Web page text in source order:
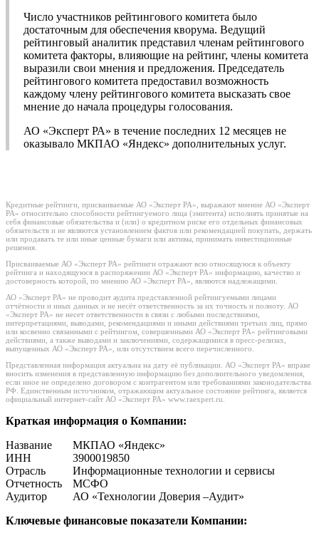
Число участников рейтингового комитета было
достаточным для обеспечения кворума. Ведущий
рейтинговый аналитик представил членам рейтингового
комитета факторы, влияющие на рейтинг, члены комитета
выразили свои мнения и предложения. Председатель
рейтингового комитета предоставил возможность
каждому члену рейтингового комитета высказать свое
мнение до начала процедуры голосования.
АО «Эксперт РА» в течение последних 12 месяцев не
оказывало МКПАО «Яндекс» дополнительных услуг.
Кредитные рейтинги, присваиваемые АО «Эксперт РА», выражают мнение АО «Эксперт
РА» относительно способности рейтингуемого лица (эмитента) исполнять принятые на
себя финансовые обязательства и (или) о кредитном риске его отдельных финансовых
обязательств и не являются установлением фактов или рекомендацией покупать, держать
или продавать те или иные ценные бумаги или активы, принимать инвестиционные
решения.
Присваиваемые АО «Эксперт РА» рейтинги отражают всю относящуюся к объекту
рейтинга и находящуюся в распоряжении АО «Эксперт РА» информацию, качество и
достоверность которой, по мнению АО «Эксперт РА», являются надлежащими.
АО «Эксперт РА» не проводит аудита представленной рейтингуемыми лицами
отчётности и иных данных и не несёт ответственность за их точность и полноту. АО
«Эксперт РА» не несет ответственности в связи с любыми последствиями,
интерпретациями, выводами, рекомендациями и иными действиями третьих лиц, прямо
или косвенно связанными с рейтингом, совершенными АО «Эксперт РА» рейтинговыми
действиями, а также выводами и заключениями, содержащимися в пресс-релизах,
выпущенных АО «Эксперт РА», или отсутствием всего перечисленного.
Представленная информация актуальна на дату её публикации. АО «Эксперт РА» вправе
вносить изменения в представленную информацию без дополнительного уведомления,
если иное не определено договором с контрагентом или требованиями законодательства
РФ. Единственным источником, отражающим актуальное состояние рейтинга, является
официальный интернет-сайт АО «Эксперт РА» www.raexpert.ru.
Краткая информация о Компании:
Название
МКПАО «Яндекс»
ИНН
3900019850
Отрасль
Информационные технологии и сервисы
Отчетность
МСФО
Аудитор
АО «Технологии Доверия –Аудит»
Ключевые финансовые показатели Компании: